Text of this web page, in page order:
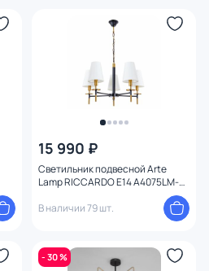
15 990 ₽
Светильник подвесной Arte
Lamp RICCARDO E14 A4075LM-
В наличии 79 шт.
- 30 %